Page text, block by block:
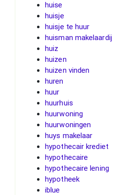
huise
huisje
huisje te huur
huisman makelaardij
huiz
huizen
huizen vinden
huren
huur
huurhuis
huurwoning
huurwoningen
huys makelaar
hypothecair krediet
hypothecaire
hypothecaire lening
hypotheek
iblue